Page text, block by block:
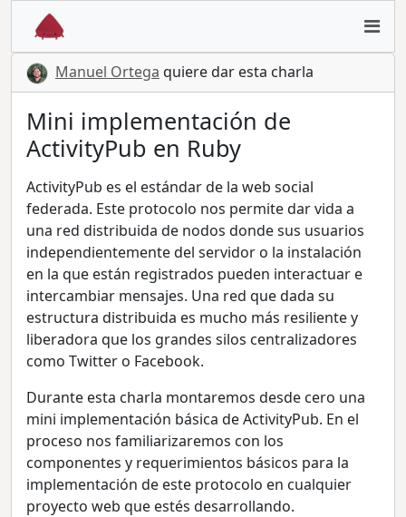
Manuel Ortega quiere dar esta charla
Mini implementación de
ActivityPub en Ruby
ActivityPub es el estándar de la web social
federada. Este protocolo nos permite dar vida a
una red distribuida de nodos donde sus usuarios
independientemente del servidor o la instalación
en la que están registrados pueden interactuar e
intercambiar mensajes. Una red que dada su
estructura distribuida es mucho más resiliente y
liberadora que los grandes silos centralizadores
como Twitter o Facebook.
Durante esta charla montaremos desde cero una
mini implementación básica de ActivityPub. En el
proceso nos familiarizaremos con los
componentes y requerimientos básicos para la
implementación de este protocolo en cualquier
proyecto web que estés desarrollando.